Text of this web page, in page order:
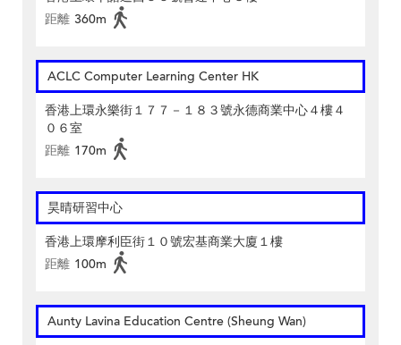
距離 360m
ACLC Computer Learning Center HK
香港上環永樂街１７７－１８３號永德商業中心４樓４
０６室
距離 170m
昊晴研習中心
香港上環摩利臣街１０號宏基商業大廈１樓
距離 100m
Aunty Lavina Education Centre (Sheung Wan)